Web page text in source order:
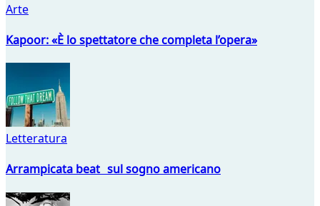
Arte
Kapoor: «È lo spettatore che completa l’opera»
Letteratura
Arrampicata beat sul sogno americano